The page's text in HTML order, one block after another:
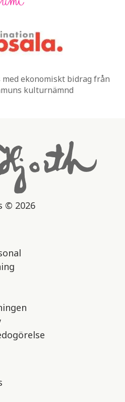
ekonomiskt bidrag från
kulturnämnd
© 2026